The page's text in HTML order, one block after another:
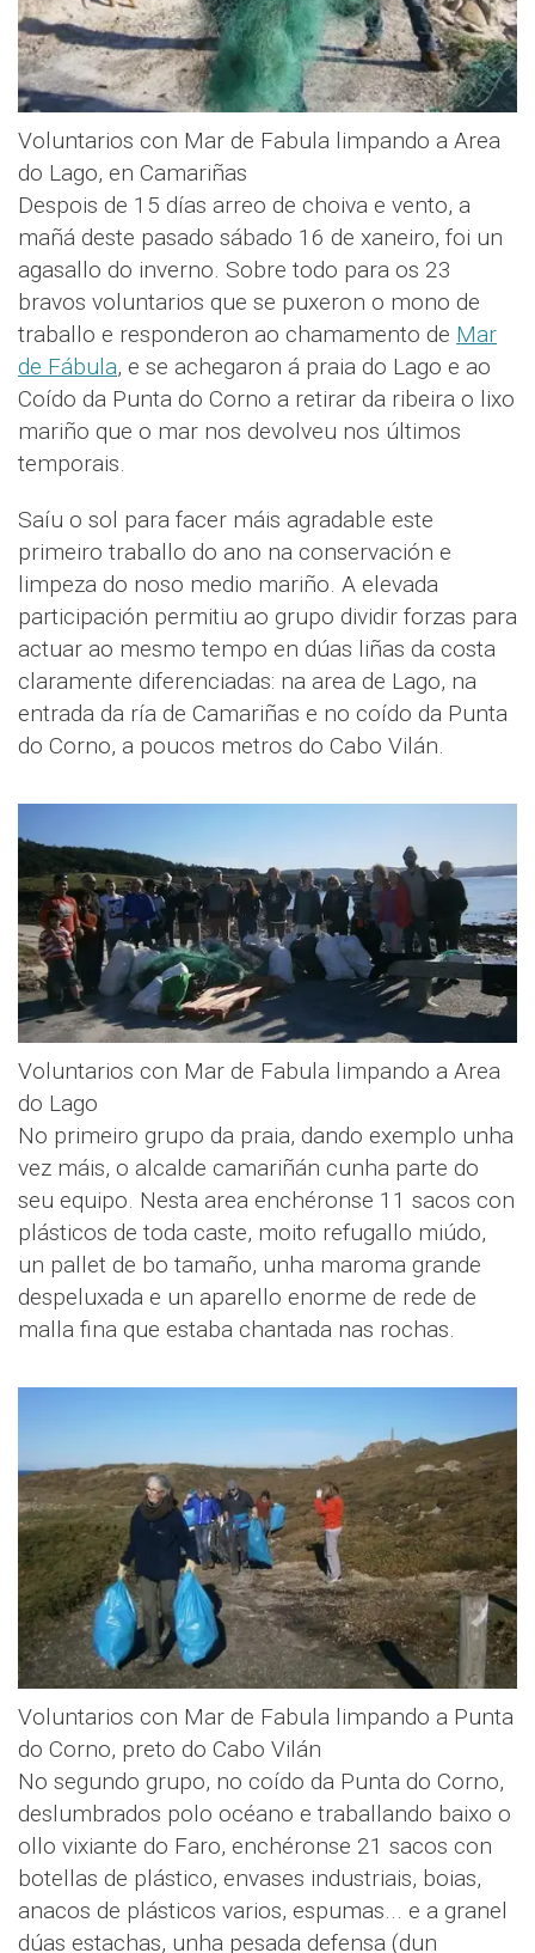
Voluntarios con Mar de Fabula limpando a Area
do Lago, en Camariñas
Despois de 15 días arreo de choiva e vento, a
mañá deste pasado sábado 16 de xaneiro, foi un
agasallo do inverno. Sobre todo para os 23
bravos voluntarios que se puxeron o mono de
traballo e responderon ao chamamento de Mar
de Fábula, e se achegaron á praia do Lago e ao
Coído da Punta do Corno a retirar da ribeira o lixo
mariño que o mar nos devolveu nos últimos
temporais.
Saíu o sol para facer máis agradable este
primeiro traballo do ano na conservación e
limpeza do noso medio mariño. A elevada
participación permitiu ao grupo dividir forzas para
actuar ao mesmo tempo en dúas liñas da costa
claramente diferenciadas: na area de Lago, na
entrada da ría de Camariñas e no coído da Punta
do Corno, a poucos metros do Cabo Vilán.
Voluntarios con Mar de Fabula limpando a Area
do Lago
No primeiro grupo da praia, dando exemplo unha
vez máis, o alcalde camariñán cunha parte do
seu equipo. Nesta area enchéronse 11 sacos con
plásticos de toda caste, moito refugallo miúdo,
un pallet de bo tamaño, unha maroma grande
despeluxada e un aparello enorme de rede de
malla fina que estaba chantada nas rochas.
Voluntarios con Mar de Fabula limpando a Punta
do Corno, preto do Cabo Vilán
No segundo grupo, no coído da Punta do Corno,
deslumbrados polo océano e traballando baixo o
ollo vixiante do Faro, enchéronse 21 sacos con
botellas de plástico, envases industriais, boias,
anacos de plásticos varios, espumas... e a granel
dúas estachas, unha pesada defensa (dun